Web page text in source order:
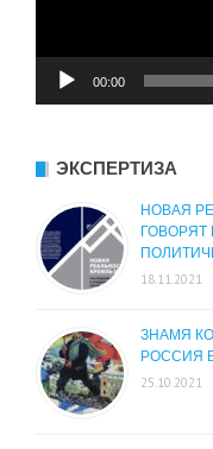
00:00
ЭКСПЕРТИЗА
НОВАЯ
18.11.2021
ЗНАМЯ
РОССИЯ
25.10.2021